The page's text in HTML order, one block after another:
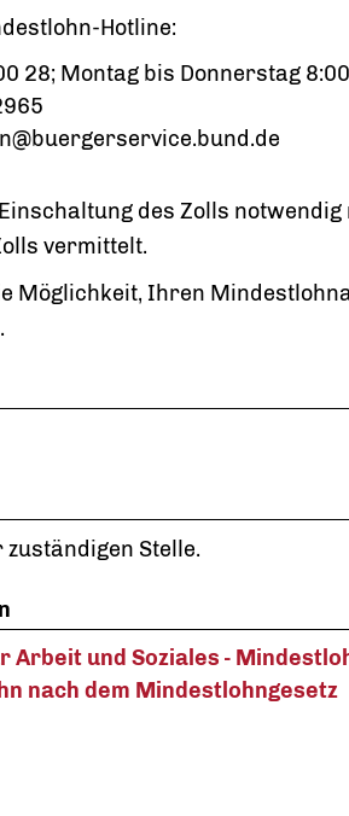
Hotline:
28; Montag bis Donnerstag
des Zolls
vermittelt.
Möglichkeit, Ihren
Stelle.
Arbeit und Soziales -
nach dem Mindestlohngesetz